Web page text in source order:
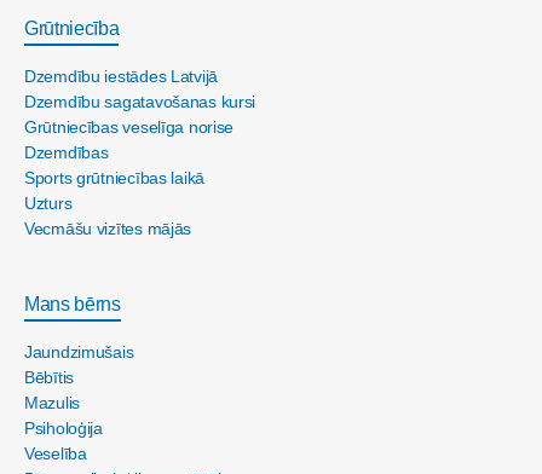
Grūtniecība
Dzemdību iestādes Latvijā
Dzemdību sagatavošanas kursi
Grūtniecības veselīga norise
Dzemdības
Sports grūtniecības laikā
Uzturs
Vecmāšu vizītes mājās
Mans bērns
Jaundzimušais
Bēbītis
Mazulis
Psiholoģija
Veselība